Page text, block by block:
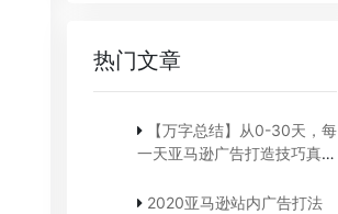
热门文章
【万字总结】从0-30天，每
一天亚马逊广告打造技巧真实
2020亚马逊站内广告打法